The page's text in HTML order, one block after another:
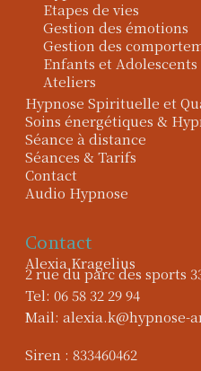
Etapes de vies
Gestion des émotions
Gestion des
Enfants et Adolescents
Ateliers
Hypnose Spirituelle et
Soins énergétiques &
Séance à distance
Séances & Tarifs
Contact
Audio Hypnose
Contact
Alexia Kragelius
2 rue du parc des sports
Tel: 06 58 32 29 94
Mail: alexia.k@hypnose-
Siren : 833460462